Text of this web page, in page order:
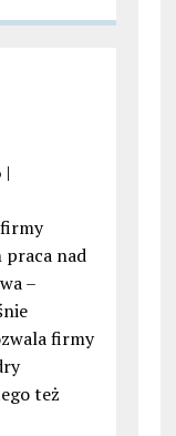
|
praca nad
–
firmy
też